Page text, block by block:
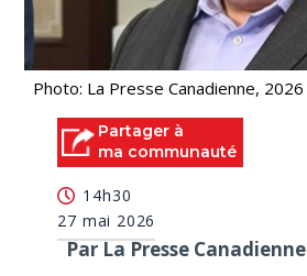
Photo: La Presse Canadienne, 2026
Partager à
ma communauté
14h30
27 mai 2026
Par La Presse Canadienne